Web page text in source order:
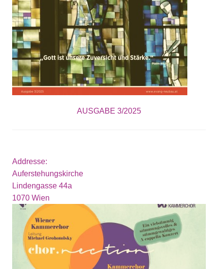
AUSGABE 3/2025
Addresse:
Auferstehungskirche
Lindengasse 44a
1070 Wien